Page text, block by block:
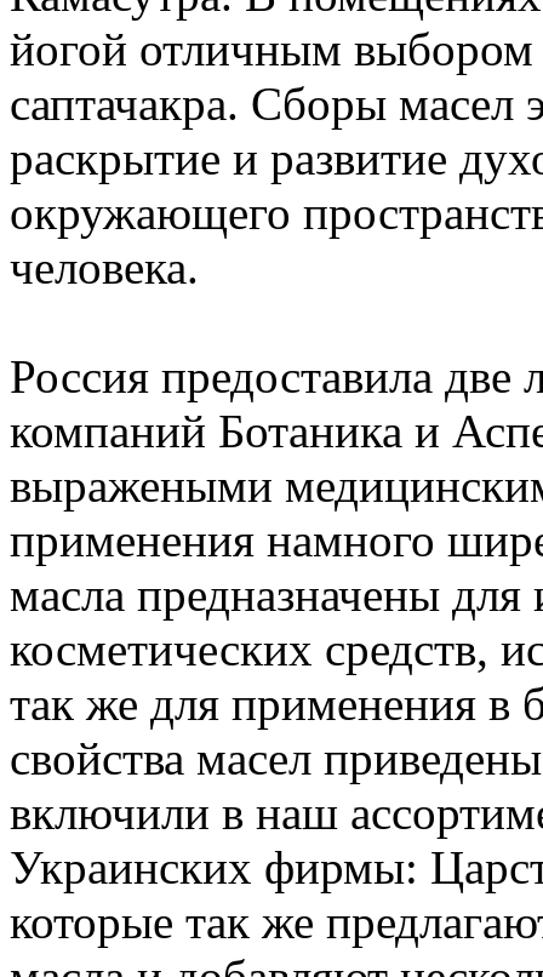
йогой отличным выбором
саптачакра. Сборы масел
раскрытие и развитие
окружающего
человека.
Россия предоставила
компаний Ботаника и
выражеными
применения намного
масла предназначены
косметических средств,
так же для применения в
свойства масел
включили в наш
Украинских фирмы:
которые так же